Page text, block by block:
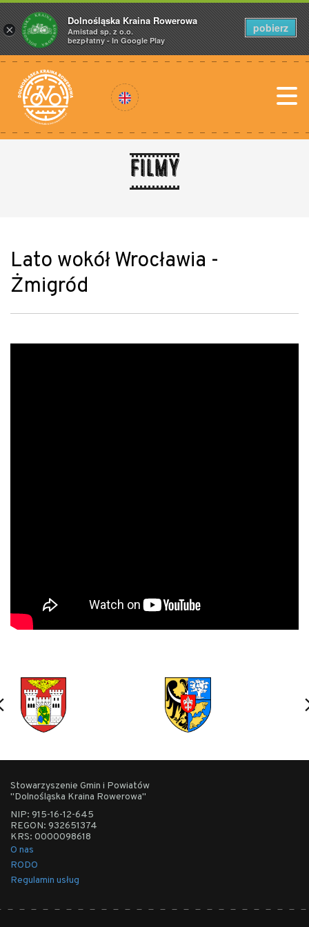
Filmy
Lato wokół Wrocławia -
Żmigród
Stowarzyszenie Gmin i Powiatów
"Dolnośląska Kraina Rowerowa"
NIP: 915-16-12-645
REGON: 932651374
KRS: 0000098618
O nas
RODO
Regulamin usług
×
Dolnośląska Kraina Rowerowa
Amistad sp. z o.o.
bezpłatny - In Google Play
pobierz